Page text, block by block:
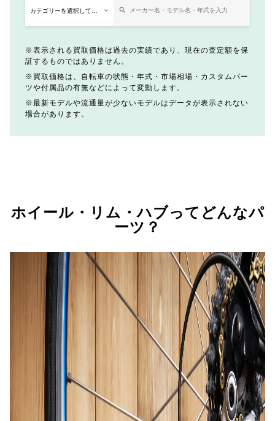
表示される買取価格は過去の実績であり、現在の査定額を保
証するものではありません。
買取価格は、自転車の状態・年式・市場相場・カスタムパー
ツや付属品の有無などによって変動します。
最新モデルや流通量が少ないモデルはデータが表示されない
場合があります。
ホイール・リム・ハブってどんなパ
ーツ？